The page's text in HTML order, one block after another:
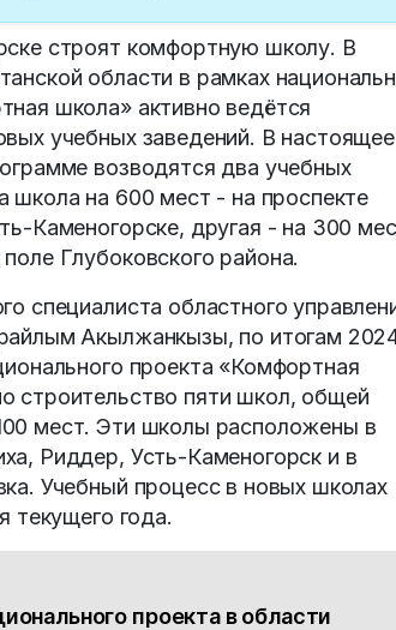
строят комфортную школу. В
области в рамках
школа» активно ведётся
учебных заведений. В настоящее
возводятся два учебных
школа на 600 мест - на проспекте
Каменогорске, другая - на 300
Глубоковского района.
специалиста областного
Акылжанкызы, по итогам
проекта «Комфортная
строительство пяти школ, общей
мест. Эти школы расположены в
Риддер, Усть-Каменогорск и в
Учебный процесс в новых школах
текущего года.
проекта в области